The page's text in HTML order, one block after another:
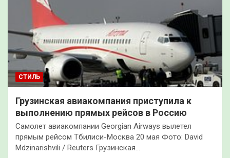
СТИЛЬ
Грузинская авиакомпания приступила к
выполнению прямых рейсов в Россию
Самолет авиакомпании Georgian Airways вылетел
прямым рейсом Тбилиси-Москва 20 мая Фото: David
Mdzinarishvili / Reuters Грузинская…